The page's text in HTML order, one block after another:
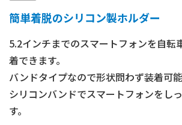
簡単着脱のシリコン製ホルダー
5.2インチまでのスマートフォンを自転
着できます。
バンドタイプなので形状問わず装着可能
シリコンバンドでスマートフォンをし
す。